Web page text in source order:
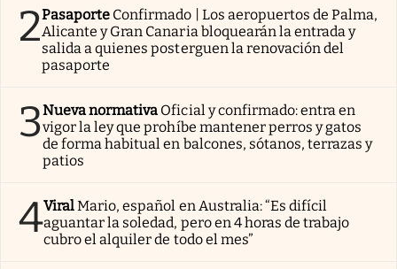
2Pasaporte Confirmado | Los aeropuertos de Palma,
Alicante y Gran Canaria bloquearán la entrada y
salida a quienes posterguen la renovación del
pasaporte
3Nueva normativa Oficial y confirmado: entra en
vigor la ley que prohíbe mantener perros y gatos
de forma habitual en balcones, sótanos, terrazas y
patios
4ViralMario, español en Australia: “Es difícil
aguantar la soledad, pero en 4 horas de trabajo
cubro el alquiler de todo el mes”